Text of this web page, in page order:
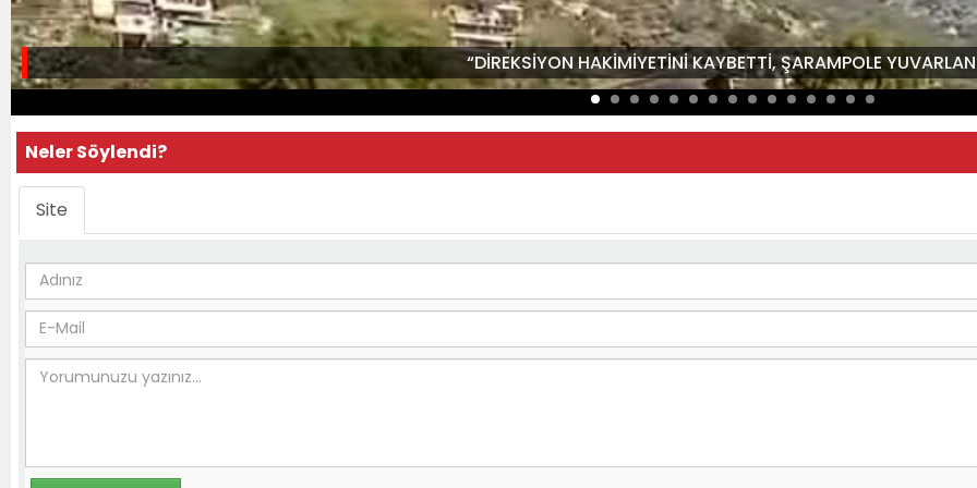
“DİREKSİYON HAKİMİYETİNİ KAYBETTİ, ŞARAMPOLE
Neler Söylendi?
Site